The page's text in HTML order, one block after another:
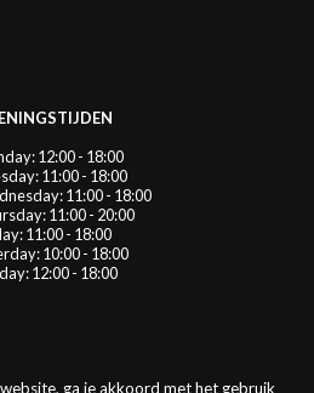
12:00 - 18:00
11:00 - 18:00
11:00 - 18:00
11:00 - 20:00
11:00 - 18:00
10:00 - 18:00
12:00 - 18:00
ga je akkoord met het gebruik